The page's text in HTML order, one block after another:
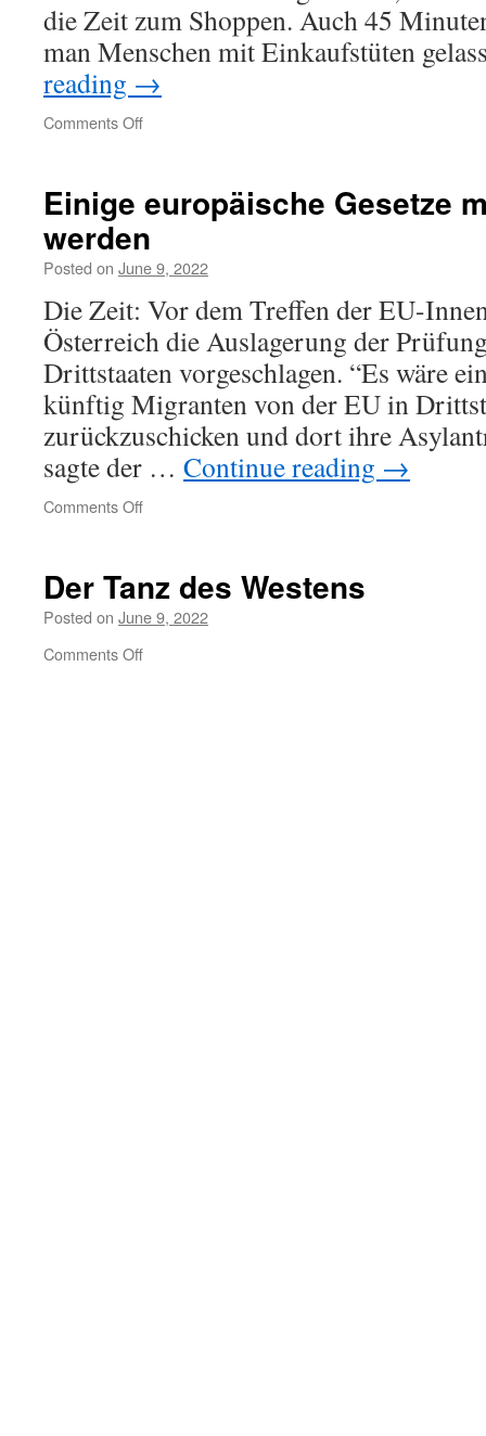
die Zeit zum Shoppen. Auch 45
man Menschen mit Einkaufs­tüten
reading →
Comments Offon
Einige europäische Gesetze
werden
Posted on June 9, 2022
Die Zeit: Vor dem Treffen der EU-
Österreich die Auslagerung der
Drittstaaten vorgeschlagen. “Es wäre
künftig Migranten von der EU in
zurückzuschicken und dort ihre
sagte der … Continue reading →
Comments Offon
müssen
geändert
Der Tanz des Westens
Posted on June 9, 2022
Comments Offon